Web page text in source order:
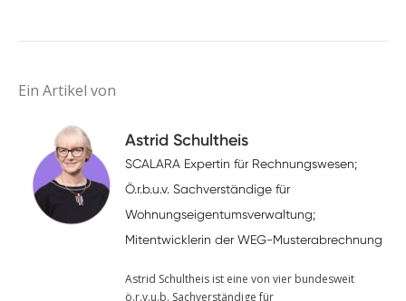
Ein Artikel von
Astrid Schultheis
SCALARA Expertin für Rechnungswesen;
Ö.r.b.u.v. Sachverständige für
Wohnungseigentumsverwaltung;
Mitentwicklerin der WEG-Musterabrechnung
Astrid Schultheis ist eine von vier bundesweit
ö.r.v.u.b. Sachverständige für